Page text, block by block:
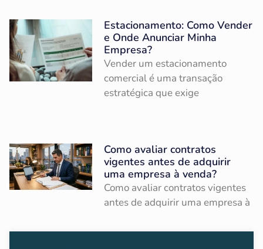
Estacionamento: Como Vender
e Onde Anunciar Minha
Empresa?
Vender um estacionamento
comercial é uma transação
estratégica que exige
Como avaliar contratos
vigentes antes de adquirir
uma empresa à venda?
Como avaliar contratos vigentes
antes de adquirir uma empresa à